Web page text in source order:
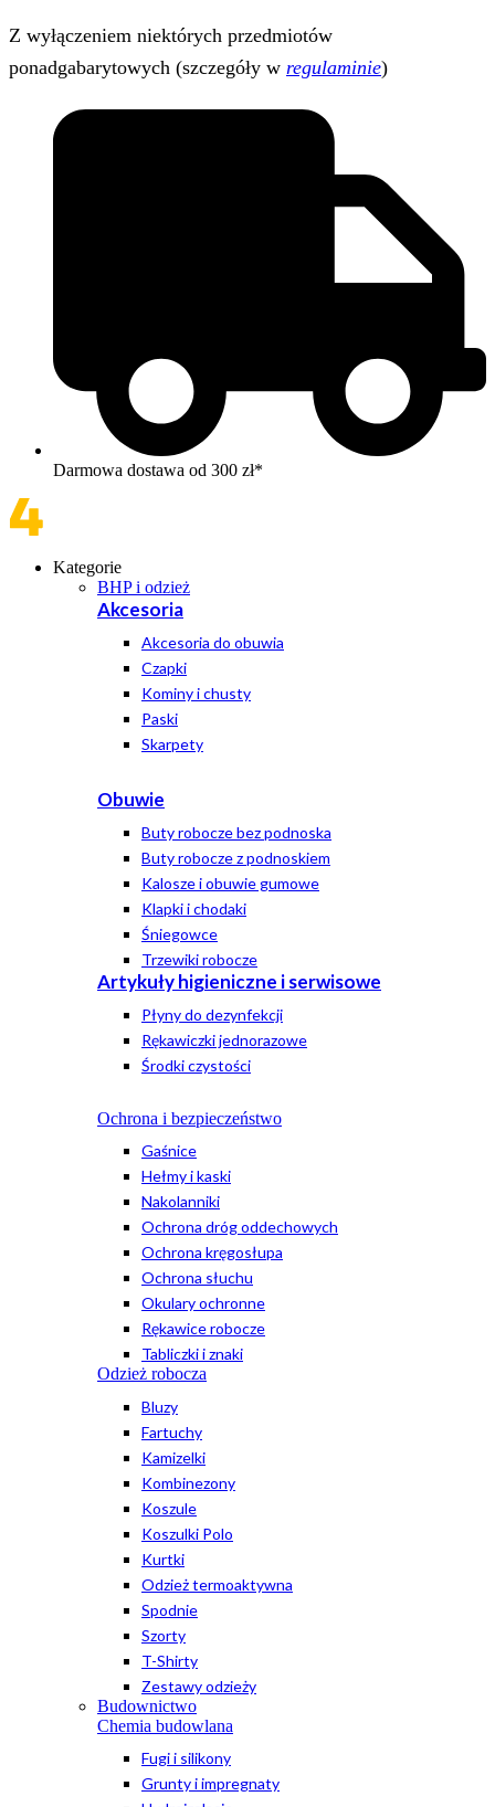
Z wyłączeniem niektórych przedmiotów
ponadgabarytowych (szczegóły w regulaminie)
Darmowa dostawa od 300 zł*
Kategorie
BHP i odzież
Akcesoria
Akcesoria do obuwia
Czapki
Kominy i chusty
Paski
Skarpety
Obuwie
Buty robocze bez podnoska
Buty robocze z podnoskiem
Kalosze i obuwie gumowe
Klapki i chodaki
Śniegowce
Trzewiki robocze
Artykuły higieniczne i serwisowe
Płyny do dezynfekcji
Rękawiczki jednorazowe
Środki czystości
Ochrona i bezpieczeństwo
Gaśnice
Hełmy i kaski
Nakolanniki
Ochrona dróg oddechowych
Ochrona kręgosłupa
Ochrona słuchu
Okulary ochronne
Rękawice robocze
Tabliczki i znaki
Odzież robocza
Bluzy
Fartuchy
Kamizelki
Kombinezony
Koszule
Koszulki Polo
Kurtki
Odzież termoaktywna
Spodnie
Szorty
T-Shirty
Zestawy odzieży
Budownictwo
Chemia budowlana
Fugi i silikony
Grunty i impregnaty